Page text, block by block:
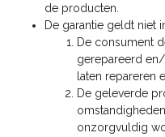
de producten.
De garantie geldt niet
De consument
gerepareerd
laten repareren
De geleverde
onzorgvuldig